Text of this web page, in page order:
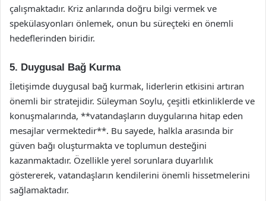
çalışmaktadır. Kriz anlarında doğru bilgi vermek ve
spekülasyonları önlemek, onun bu süreçteki en önemli
hedeflerinden biridir.
5. Duygusal Bağ Kurma
İletişimde duygusal bağ kurmak, liderlerin etkisini artıran
önemli bir stratejidir. Süleyman Soylu, çeşitli etkinliklerde ve
konuşmalarında, **vatandaşların duygularına hitap eden
mesajlar vermektedir**. Bu sayede, halkla arasında bir
güven bağı oluşturmakta ve toplumun desteğini
kazanmaktadır. Özellikle yerel sorunlara duyarlılık
göstererek, vatandaşların kendilerini önemli hissetmelerini
sağlamaktadır.